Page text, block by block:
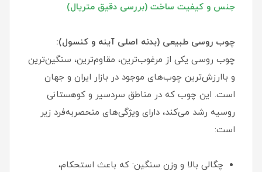
جنس و کیفیت ساخت (بررسی دقیق متریال)
چوب روسی طبیعی (بدنه اصلی آینه و کنسول):
چوب روسی یکی از مرغوب‌ترین، مقاوم‌ترین، سنگین‌ترین
و باارزش‌ترین چوب‌های موجود در بازار ایران و جهان
است. این چوب که در مناطق سردسیر و کوهستانی
روسیه رشد می‌کند، دارای ویژگی‌های منحصربه‌فرد زیر
است:
چگالی بالا و وزن سنگین: که باعث استحکام،